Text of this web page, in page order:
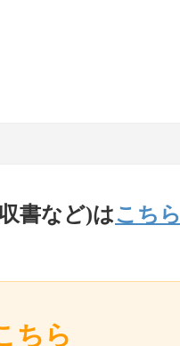
書など)はこちら
ちら